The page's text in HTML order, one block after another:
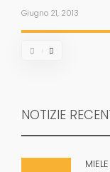
Giugno 21, 2013
NOTIZIE